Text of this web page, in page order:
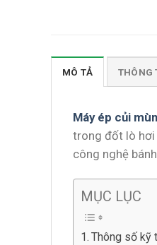
MÔ TẢ THÔNG
Máy ép củi
trong đốt lò hơi
công nghệ
MỤC LỤC
Thông số kỹ